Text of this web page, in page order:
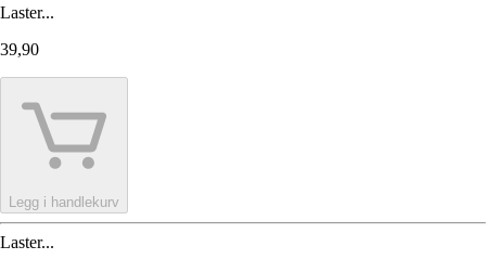
Laster...
39,90
Legg i handlekurv
Laster...